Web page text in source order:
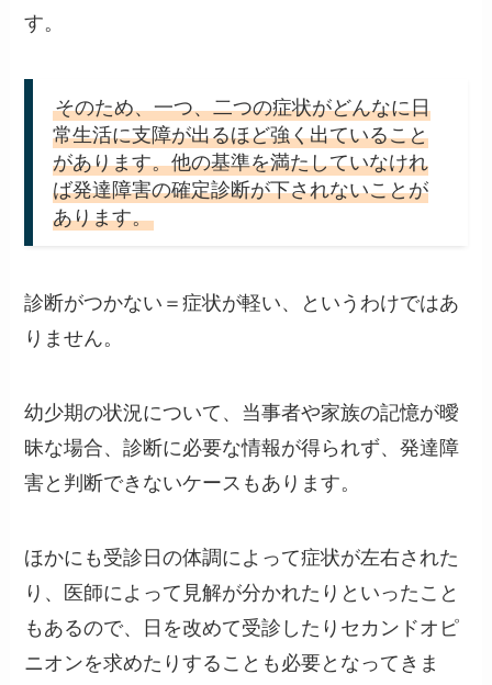
す。
そのため、一つ、二つの症状がどんなに日
常生活に支障が出るほど強く出ていること
があります。他の基準を満たしていなけれ
ば発達障害の確定診断が下されないことが
あります。
診断がつかない＝症状が軽い、というわけではあ
りません。
幼少期の状況について、当事者や家族の記憶が曖
昧な場合、診断に必要な情報が得られず、発達障
害と判断できないケースもあります。
ほかにも受診日の体調によって症状が左右された
り、医師によって見解が分かれたりといったこと
もあるので、日を改めて受診したりセカンドオピ
ニオンを求めたりすることも必要となってきま